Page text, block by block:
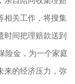
相关工作，将搜集
时间把理赔款送到
险金，为一个家庭
来的经济压力，弥